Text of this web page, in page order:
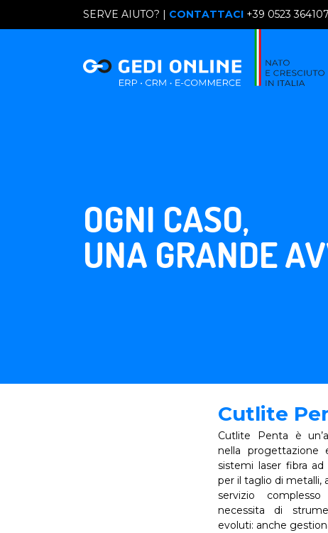
SERVE AIUTO? | CONTATTACI +39 0523 364107
OGNI CASO,
UNA GRANDE
Cutlite
Cutlite Penta è
nella progettazione
sistemi laser fibra ad
per il taglio di metalli,
servizio
necessita di
evoluti: anche